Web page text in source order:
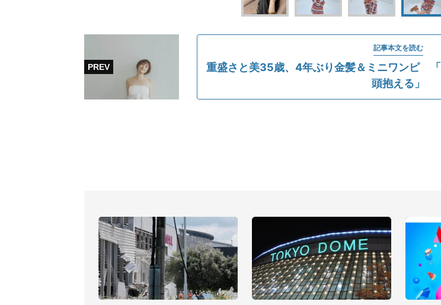
記事本文を読む
重盛さと美35歳、4年ぶり金髪＆ミニワンピ
頭抱える」